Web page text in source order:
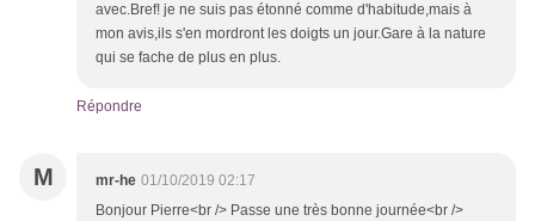
avec.Bref! je ne suis pas étonné comme d'habitude,mais à
mon avis,ils s'en mordront les doigts un jour.Gare à la nature
qui se fache de plus en plus.
Répondre
M mr-he 01/10/2019 02:17
Bonjour Pierre<br /> Passe une très bonne journée<br />